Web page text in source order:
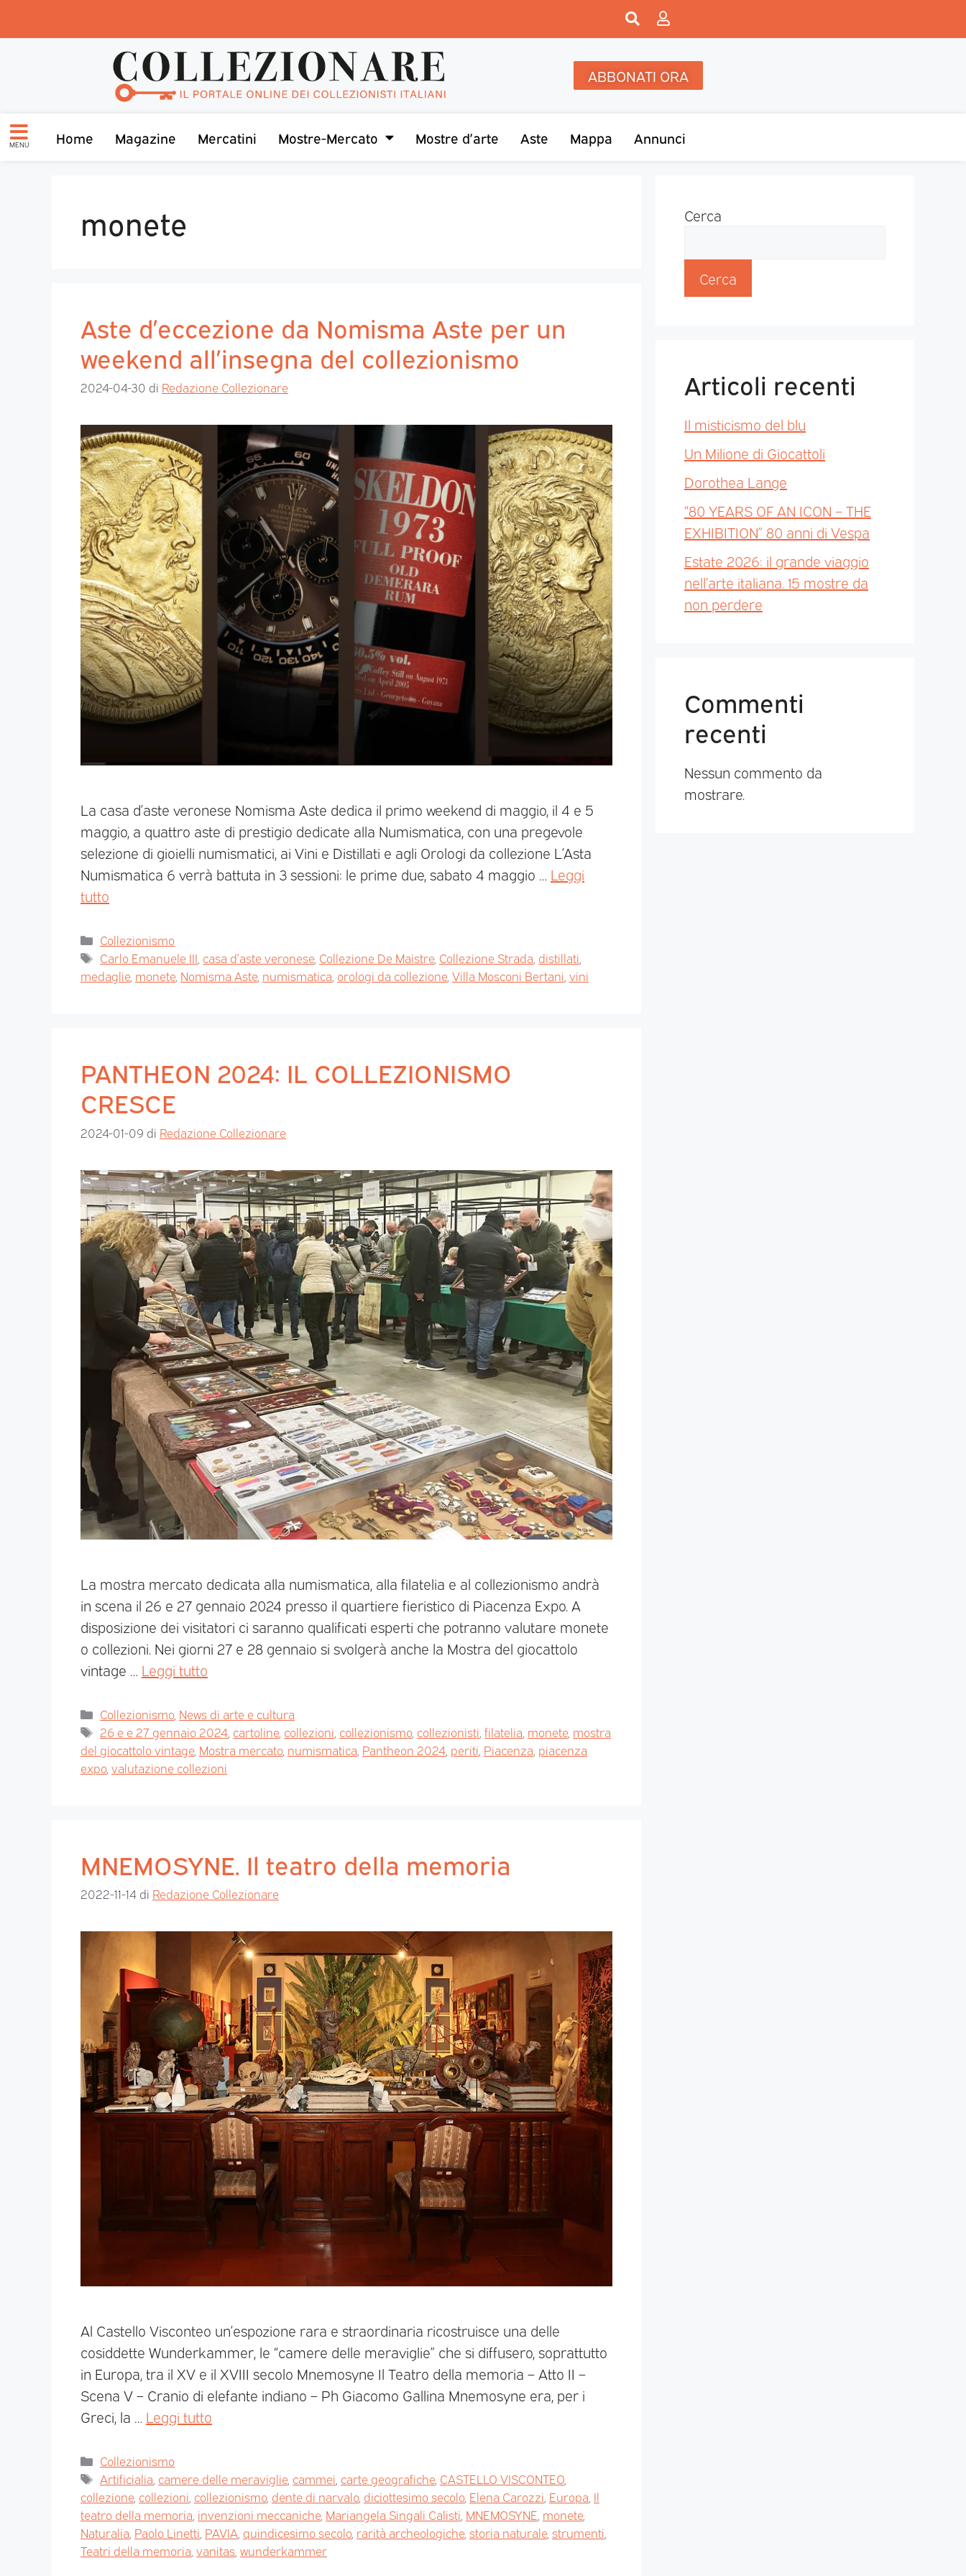
ABBONATI ORA
MENU Home Magazine Mercatini Mostre-Mercato Mostre d’arte Aste Mappa Annunci
monete
Aste d’eccezione da Nomisma Aste per un
weekend all’insegna del collezionismo
2024-04-30 di Redazione Collezionare
La casa d’aste veronese Nomisma Aste dedica il primo weekend di maggio, il 4 e 5
maggio, a quattro aste di prestigio dedicate alla Numismatica, con una pregevole
selezione di gioielli numismatici, ai Vini e Distillati e agli Orologi da collezione L’Asta
Numismatica 6 verrà battuta in 3 sessioni: le prime due, sabato 4 maggio … Leggi
tutto
Collezionismo
Carlo Emanuele III casa d’aste veronese, Collezione De Maistre, Collezione Strada distillati
medaglie, monete, Nomisma Aste, numismatica orologi da collezione, Villa Mosconi Bertani vini
PANTHEON 2024: IL COLLEZIONISMO
CRESCE
2024-01-09 di Redazione Collezionare
La mostra mercato dedicata alla numismatica, alla filatelia e al collezionismo andrà
in scena il 26 e 27 gennaio 2024 presso il quartiere fieristico di Piacenza Expo. A
disposizione dei visitatori ci saranno qualificati esperti che potranno valutare monete
o collezioni. Nei giorni 27 e 28 gennaio si svolgerà anche la Mostra del giocattolo
vintage … Leggi tutto
Collezionismo, News di arte e cultura
26 e e 27 gennaio 2024 cartoline, collezioni collezionismo, collezionisti ,filatelia monete, mostra
del giocattolo vintage, Mostra mercato, numismatica Pantheon 2024 periti Piacenza piacenza
expo, valutazione collezioni
MNEMOSYNE. Il teatro della memoria
2022-11-14 di Redazione Collezionare
Al Castello Visconteo un’espozione rara e straordinaria ricostruisce una delle
cosiddette Wunderkammer, le “camere delle meraviglie” che si diffusero, soprattutto
in Europa, tra il XV e il XVIII secolo Mnemosyne Il Teatro della memoria – Atto II –
Scena V – Cranio di elefante indiano – Ph Giacomo Gallina Mnemosyne era, per i
Greci, la … Leggi tutto
Collezionismo
Artificialia camere delle meraviglie, cammei carte geografiche, CASTELLO VISCONTEO
collezione, collezioni collezionismo, dente di narvalo, diciottesimo secolo, Elena Carozzi Europa Il
teatro della memoria invenzioni meccaniche, Mariangela Singali Calisti MNEMOSYNE monete,
Naturalia Paolo Linetti PAVIA quindicesimo secolo, rarità archeologiche, storia naturale, strumenti
Teatri della memoria vanitas wunderkammer
Cerca
Cerca
Articoli recenti
Il misticismo del blu
Un Milione di Giocattoli
Dorothea Lange
“80 YEARS OF AN ICON – THE
EXHIBITION” 80 anni di Vespa
Estate 2026: il grande viaggio
nell’arte italiana. 15 mostre da
non perdere
Commenti
recenti
Nessun commento da
mostrare.